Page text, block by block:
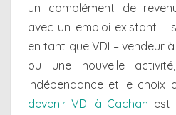
un complément de
avec un emploi existant –
en tant que VDI – vendeur
ou une nouvelle
indépendance et le choix
devenir VDI à Cachan est